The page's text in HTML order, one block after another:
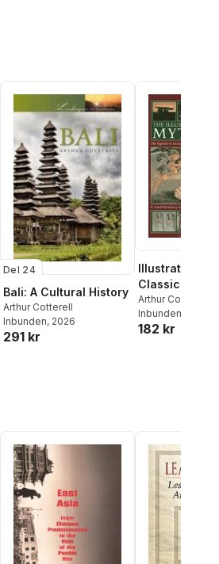
Del 24
Bali: A Cultural History
Arthur Cotterell
Inbunden, 2026
291 kr
Illustrated A-
Classic
Arthur Cotterell
Inbunden
182 kr